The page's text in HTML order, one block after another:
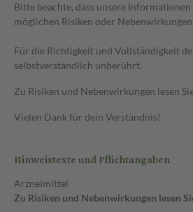
Bitte beachte, dass unsere
möglichen Risiken oder
Für die Richtigkeit und Vollständigkeit
selbstverständlich unberührt.
Zu Risiken und Nebenwirkungen lesen
Vielen Dank für dein Verständnis!
Hinweistexte und Pflichtangaben
Arzneimittel
Zu Risiken und Nebenwirkungen lesen